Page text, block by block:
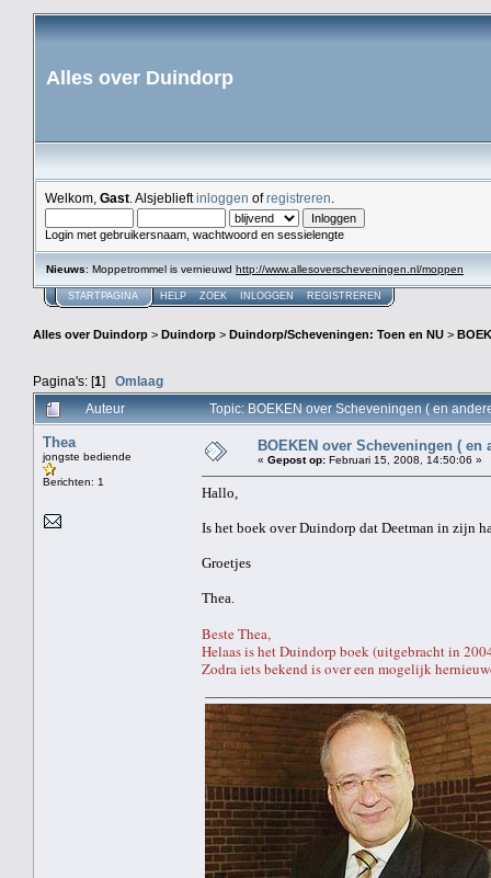
Alles over Duindorp
Welkom, Gast . Alsjeblieftinloggen ofregistreren
Login met gebruikersnaam, wachtwoord en sessielengte
Nieuws: Moppetrommel is vernieuwd http://www.allesoverscheveningen.nl/moppen
STARTPAGINA HELP ZOEK INLOGGEN REGISTREREN
Alles over Duindorp > Duindorp > Duindorp/Scheveningen: Toen en NU >
Pagina's: [1] Omlaag
Auteur
Topic: BOEKEN over Scheveningen ( en
Thea
jongste bediende
Berichten: 1
BOEKEN over Scheveningen ( en
« Gepost op: Februari 15, 2008, 14:50:06 »
Hallo,
Is het boek over Duindorp dat Deetman in zijn
Groetjes
Thea.
Beste Thea,
Helaas is het Duindorp boek (uitgebracht in
Zodra iets bekend is over een mogelijk